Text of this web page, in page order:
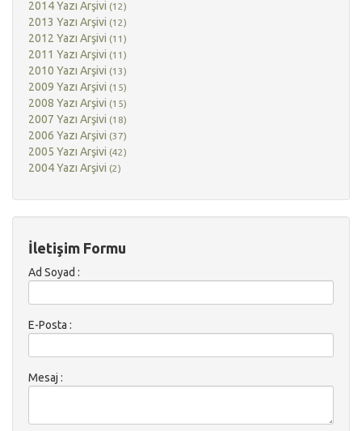
2014 Yazı Arşivi (12)
2013 Yazı Arşivi (12)
2012 Yazı Arşivi (11)
2011 Yazı Arşivi (11)
2010 Yazı Arşivi (13)
2009 Yazı Arşivi (15)
2008 Yazı Arşivi (15)
2007 Yazı Arşivi (18)
2006 Yazı Arşivi (37)
2005 Yazı Arşivi (42)
2004 Yazı Arşivi (2)
İletişim Formu
Ad Soyad :
E-Posta :
Mesaj :